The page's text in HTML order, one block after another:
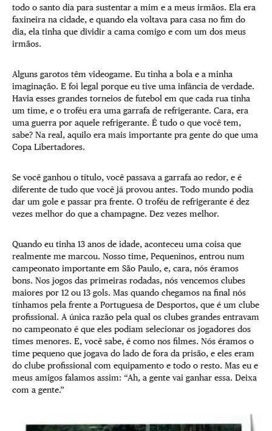
todo o santo dia para sustentar a mim e a meus irmãos. Ela era
faxineira na cidade, e quando ela voltava para casa no fim do
dia, ela tinha que dividir a cama comigo e com um dos meus
irmãos.
Alguns garotos têm videogame. Eu tinha a bola e a minha
imaginação. E foi legal porque eu tive uma infância de verdade.
Havia esses grandes torneios de futebol em que cada rua tinha
um time, e o troféu era uma garrafa de refrigerante. Cara, era
uma guerra por aquele refrigerante. É tudo o que você tem,
sabe? Na real, aquilo era mais importante pra gente do que uma
Copa Libertadores.
Se você ganhou o título, você passava a garrafa ao redor, e é
diferente de tudo que você já provou antes. Todo mundo podia
dar um gole e passar pra frente. O troféu de refrigerante é dez
vezes melhor do que a champagne. Dez vezes melhor.
Quando eu tinha 13 anos de idade, aconteceu uma coisa que
realmente me marcou. Nosso time, Pequeninos, entrou num
campeonato importante em São Paulo, e, cara, nós éramos
bons. Nos jogos das primeiras rodadas, nós vencemos clubes
maiores por 12 ou 13 gols. Mas quando chegamos na final nós
tínhamos pela frente a Portuguesa de Desportos, que é um clube
profissional. A única razão pela qual os clubes grandes entravam
no campeonato é que eles podiam selecionar os jogadores dos
times menores. E, você sabe, é como nos filmes. Nós éramos o
time pequeno que jogava do lado de fora da prisão, e eles eram
do clube profissional com equipamento e todo o resto. Mas eu e
meus amigos falamos assim: “Ah, a gente vai ganhar essa. Deixa
com a gente.”